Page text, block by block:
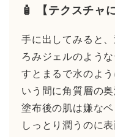
🧴 【テクスチャ
手に出してみると
ろみジェルのよう
すとまるで水のよ
いう間に角質層の
塗布後の肌は嫌な
しっとり潤うのに